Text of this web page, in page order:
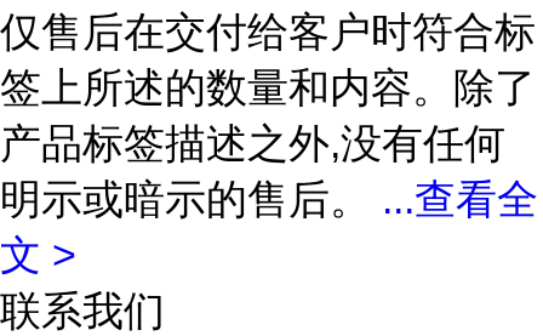
仅售后在交付给客户时符合标
签上所述的数量和内容。除了
产品标签描述之外,没有任何
明示或暗示的售后。 ...查看全
文 >
联系我们